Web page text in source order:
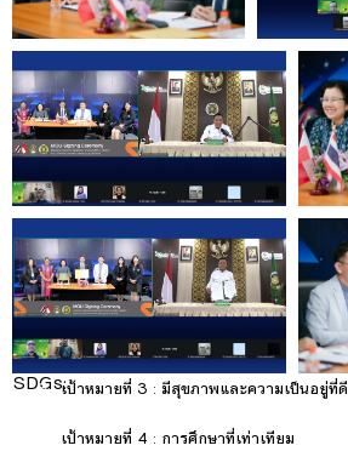
SDGs:
3 เป้าหมายที่ 3 : มีสุขภาพและความเป็นอยู่ที่ดี
เป้าหมายที่ 4 : การศึกษาที่เท่าเทียม